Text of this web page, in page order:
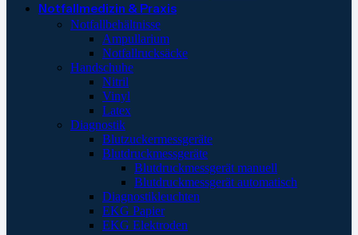
Notfallmedizin & Praxis
Notfallbehältnisse
Ampullarium
Notfallrucksäcke
Handschuhe
Nitril
Vinyl
Latex
Diagnostik
Blutzuckermessgeräte
Blutdruckmessgeräte
Blutdruckmessgerät manuell
Blutdruckmessgerät automatisch
Diagnostikleuchten
EKG Papier
EKG Elektroden